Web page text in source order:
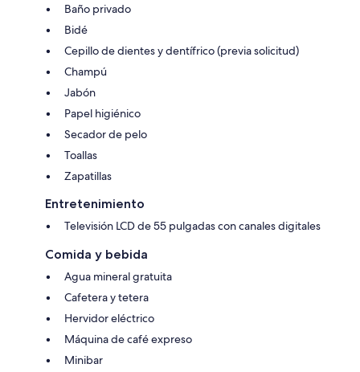
Baño privado
Bidé
Cepillo de dientes y dentífrico (previa solicitud)
Champú
Jabón
Papel higiénico
Secador de pelo
Toallas
Zapatillas
Entretenimiento
Televisión LCD de 55 pulgadas con canales digitales
Comida y bebida
Agua mineral gratuita
Cafetera y tetera
Hervidor eléctrico
Máquina de café expreso
Minibar